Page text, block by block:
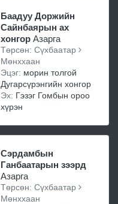
Баадуу Доржийн
Сайнбаярын ах
хонгор Азарга
Төрсөн: Сүхбаатар
Мөнххаан
Эцэг: морин толгой
Дугарсүрэнгийн хонгор
Эх: Гэзэг Гомбын ороо
хүрэн
Сэрдамбын
Ганбаатарын зээрд
Азарга
Төрсөн: Сүхбаатар
Мөнххаан